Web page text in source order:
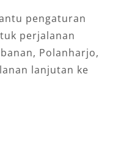
pengaturan
perjalanan
Polanharjo,
lanjutan ke